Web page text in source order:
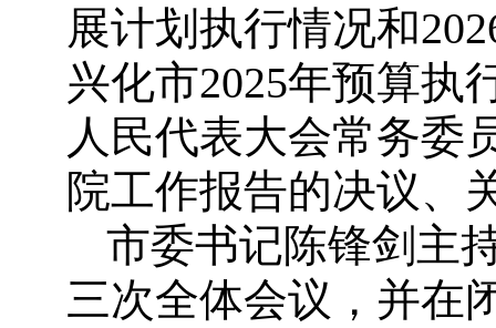
展计划执行情况和
兴化市2025年预算执
人民代表大会常务委
院工作报告的决议、
市委书记陈锋剑主
三次全体会议，并在